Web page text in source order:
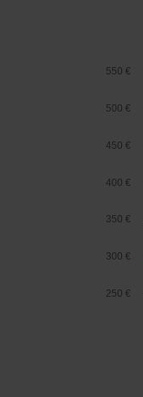
250 €
300 €
350 €
400 €
450 €
500 €
550 €